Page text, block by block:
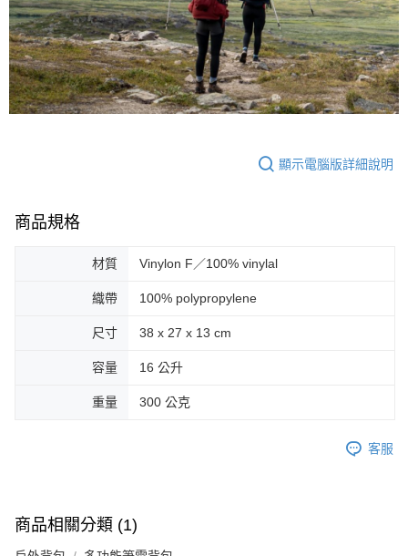
顯示電腦版詳細說明
商品規格
材質 Vinylon F／100% vinylal
織帶 100% polypropylene
尺寸 38 x 27 x 13 cm
容量 16 公升
重量 300 公克
客服
商品相關分類 (1)